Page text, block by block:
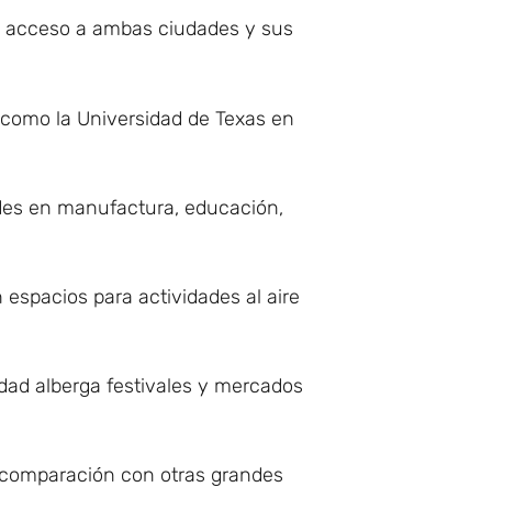
a ambas ciudades y sus
la Universidad de Texas en
en manufactura, educación,
para actividades al aire
alberga festivales y mercados
con otras grandes